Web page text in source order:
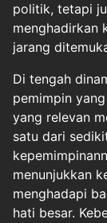
politik, tetapi
menghadirkan
jarang
Di tengah
pemimpin
yang relevan
satu dari
menunjukkan
menghadapi
hati besar.